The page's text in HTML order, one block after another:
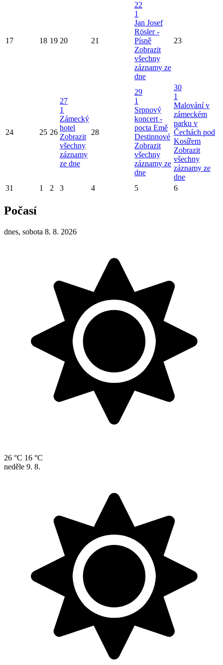
17 18 19 20 21
22
1
Jan Josef
Rösler -
Písně
Zobrazit
všechny
záznamy ze
dne
23
24 25 26
27
1
Zámecký
hotel
Zobrazit
všechny
záznamy
ze dne
28
29
1
Srpnový
koncert -
pocta Emě
Destinnové
Zobrazit
všechny
záznamy ze
dne
30
1
Malování v
zámeckém
parku v
Čechách pod
Kosířem
Zobrazit
všechny
záznamy ze
dne
31
1 2 3 4 5 6
Počasí
dnes, sobota 8. 8. 2026
26 °C 16 °C
neděle 9. 8.